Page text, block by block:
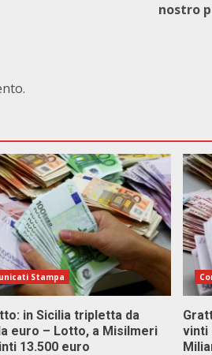
nostro
Stampa
in Sicilia tripletta da
euro – Lotto, a Misilmeri
13.500 euro
vinti